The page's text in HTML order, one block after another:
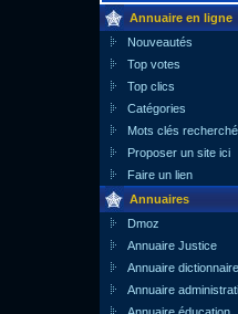
Annuaire en ligne
Nouveautés
Top votes
Top clics
Catégories
Mots clés
Proposer un site ici
Faire un lien
Annuaires
Dmoz
Annuaire Justice
Annuaire
Annuaire